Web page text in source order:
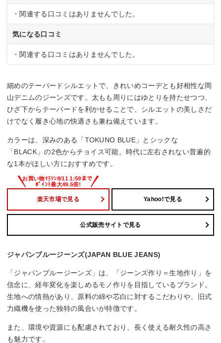
・関連する口コミはありませんでした。
気になる口コミ
・関連する口コミはありませんでした。
細めのテーパードシルエットで、きれいめコーデとも好相性な岡
山デニムのジーンズです。太もも周りにはゆとりを持たせつつ、
ひざ下からテーパードを利かせることで、シルエットの美しさだ
けでなく履き心地の快適さも兼ね備えています。
カラーは、深みのある「TOKUNO BLUE」とシックな
「BLACK」の2色からチョイス可能。時代に左右されない普遍的
な1本がほしい方におすすめです。
楽天市場で見る Yahoo!で見る
公式販売サイトで見る
ジャパンブルージーンズ(JAPAN BLUE JEANS)
「ジャパンブルージーンズ」は、「ジーンズ作り＝生地作り」を
信念に、経年変化を楽しめるモノ作りを目指しているブランド。
生地への情熱があり、原料の綿や芯白に対するこだわりや、旧式
力織機を使った独特の風合いが特徴です。
また、環境や資源にも配慮されており、長く使える耐久性の高さ
も魅力です。